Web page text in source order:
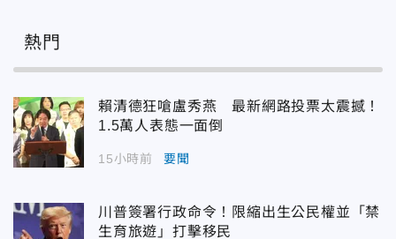
熱門
賴清德狂嗆盧秀燕 最新網路投票太震撼！
1.5萬人表態一面倒
15小時前 要聞
川普簽署行政命令！限縮出生公民權並「禁
生育旅遊」打擊移民